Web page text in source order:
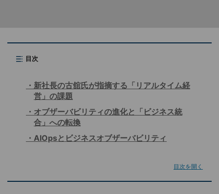
目次
新社長の古舘氏が指摘する「リアルタイム経
営」の課題
オブザーバビリティの進化と「ビジネス統
合」への転換
AIOpsとビジネスオブザーバビリティ
目次を開く